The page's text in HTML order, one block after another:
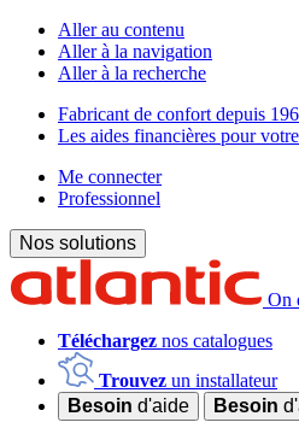
Aller au contenu
Aller à la navigation
Aller à la recherche
Fabricant de confort depuis
Les aides financières pour
Me connecter
Professionnel
Nos solutions
On
Téléchargez nos catalogues
Trouvez un installateur
Besoin d'aide Besoin